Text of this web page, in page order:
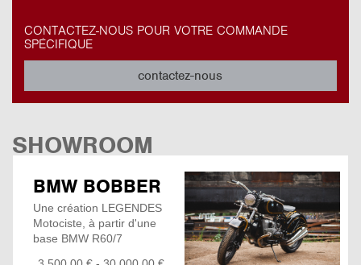
CONTACTEZ-NOUS POUR VOTRE COMMANDE
SPÉCIFIQUE
contactez-nous
SHOWROOM
BMW BOBBER
Une création LEGENDES
Motociste, à partir d'une
base BMW R60/7